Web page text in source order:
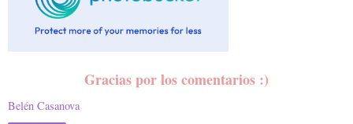
Gracias por los comentarios :)
Belén Casanova